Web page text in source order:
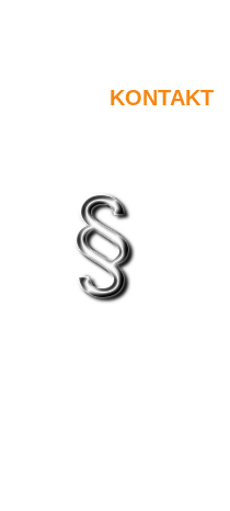
KONTAKT